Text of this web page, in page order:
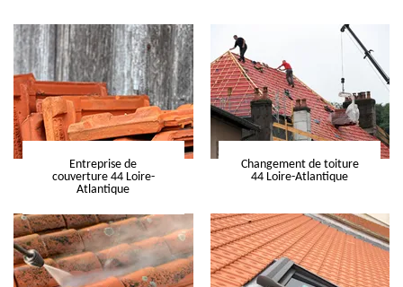
Entreprise de
couverture 44 Loire-
Atlantique
Changement de toiture
44 Loire-Atlantique